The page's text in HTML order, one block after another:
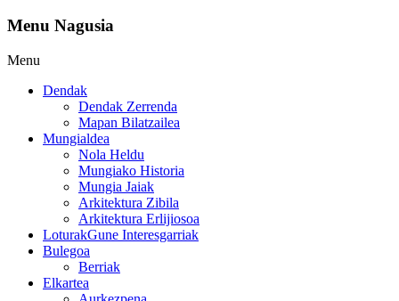
Menu Nagusia
Menu
Dendak
Dendak Zerrenda
Mapan Bilatzailea
Mungialdea
Nola Heldu
Mungiako Historia
Mungia Jaiak
Arkitektura Zibila
Arkitektura Erlijiosoa
LoturakGune Interesgarriak
Bulegoa
Berriak
Elkartea